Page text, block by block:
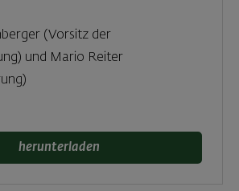
(Vorsitz der
und Mario Reiter
herunterladen